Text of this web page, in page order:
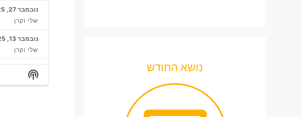
נובמבר 27, 2025
שלי וקרן
נובמבר 13, 2025
שלי וקרן
אוקטובר 30, 2025
שלי וקרן
Show
Podcast
נושא החודש